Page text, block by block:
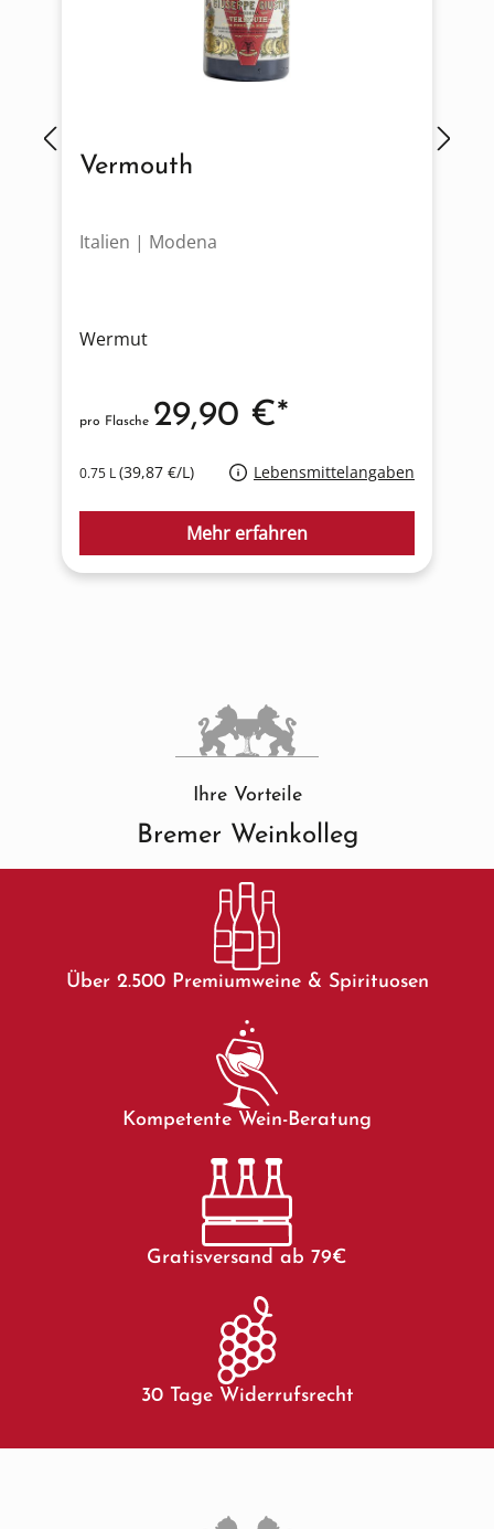
Vermouth
Italien | Modena
Wermut
0.75 L(39,87 €/L) Lebensmittelangaben
pro Flasche 29,90 €*
Mehr erfahren
Ihre Vorteile
Bremer Weinkolleg
Über 2.500 Premiumweine & Spirituosen
Kompetente Wein-Beratung
Gratisversand ab 79€
30 Tage Widerrufsrecht